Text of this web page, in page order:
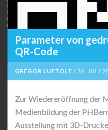
Parameter von
QR-Code
GREGOR LUETOLF / 26. JULI
Zur Wiedereröffnung der
Medienbildung der
Ausstellung mit 3D-